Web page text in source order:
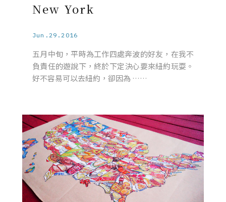
New York
Jun.29.2016
五月中旬，平時為工作四處奔波的好友，在我不
負責任的遊說下，終於下定決心要來紐約玩耍。
好不容易可以去紐約，卻因為 ……